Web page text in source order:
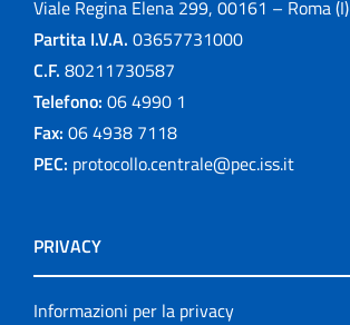
Viale Regina Elena 299, 00161 – Roma (I)
Partita I.V.A. 03657731000
C.F. 80211730587
Telefono: 06 4990 1
Fax: 06 4938 7118
PEC: protocollo.centrale@pec.iss.it
PRIVACY
Informazioni per la privacy